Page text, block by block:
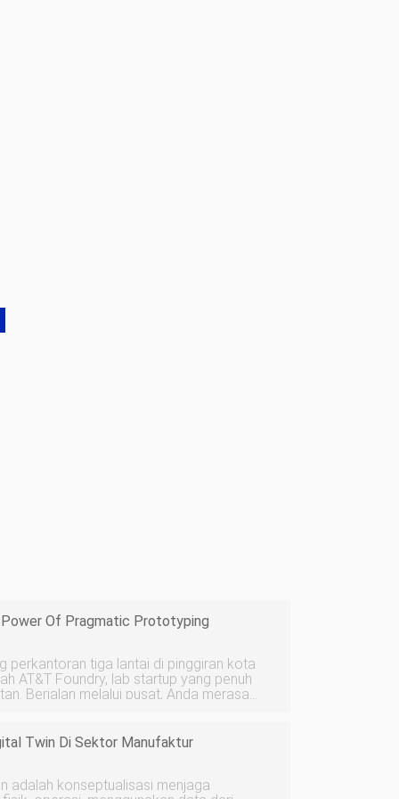
Of Pragmatic Prototyping
perkantoran tiga lantai di pinggiran kota
AT&T Foundry, lab startup yang penuh
Twin Di Sektor Manufaktur
adalah konseptualisasi menjaga